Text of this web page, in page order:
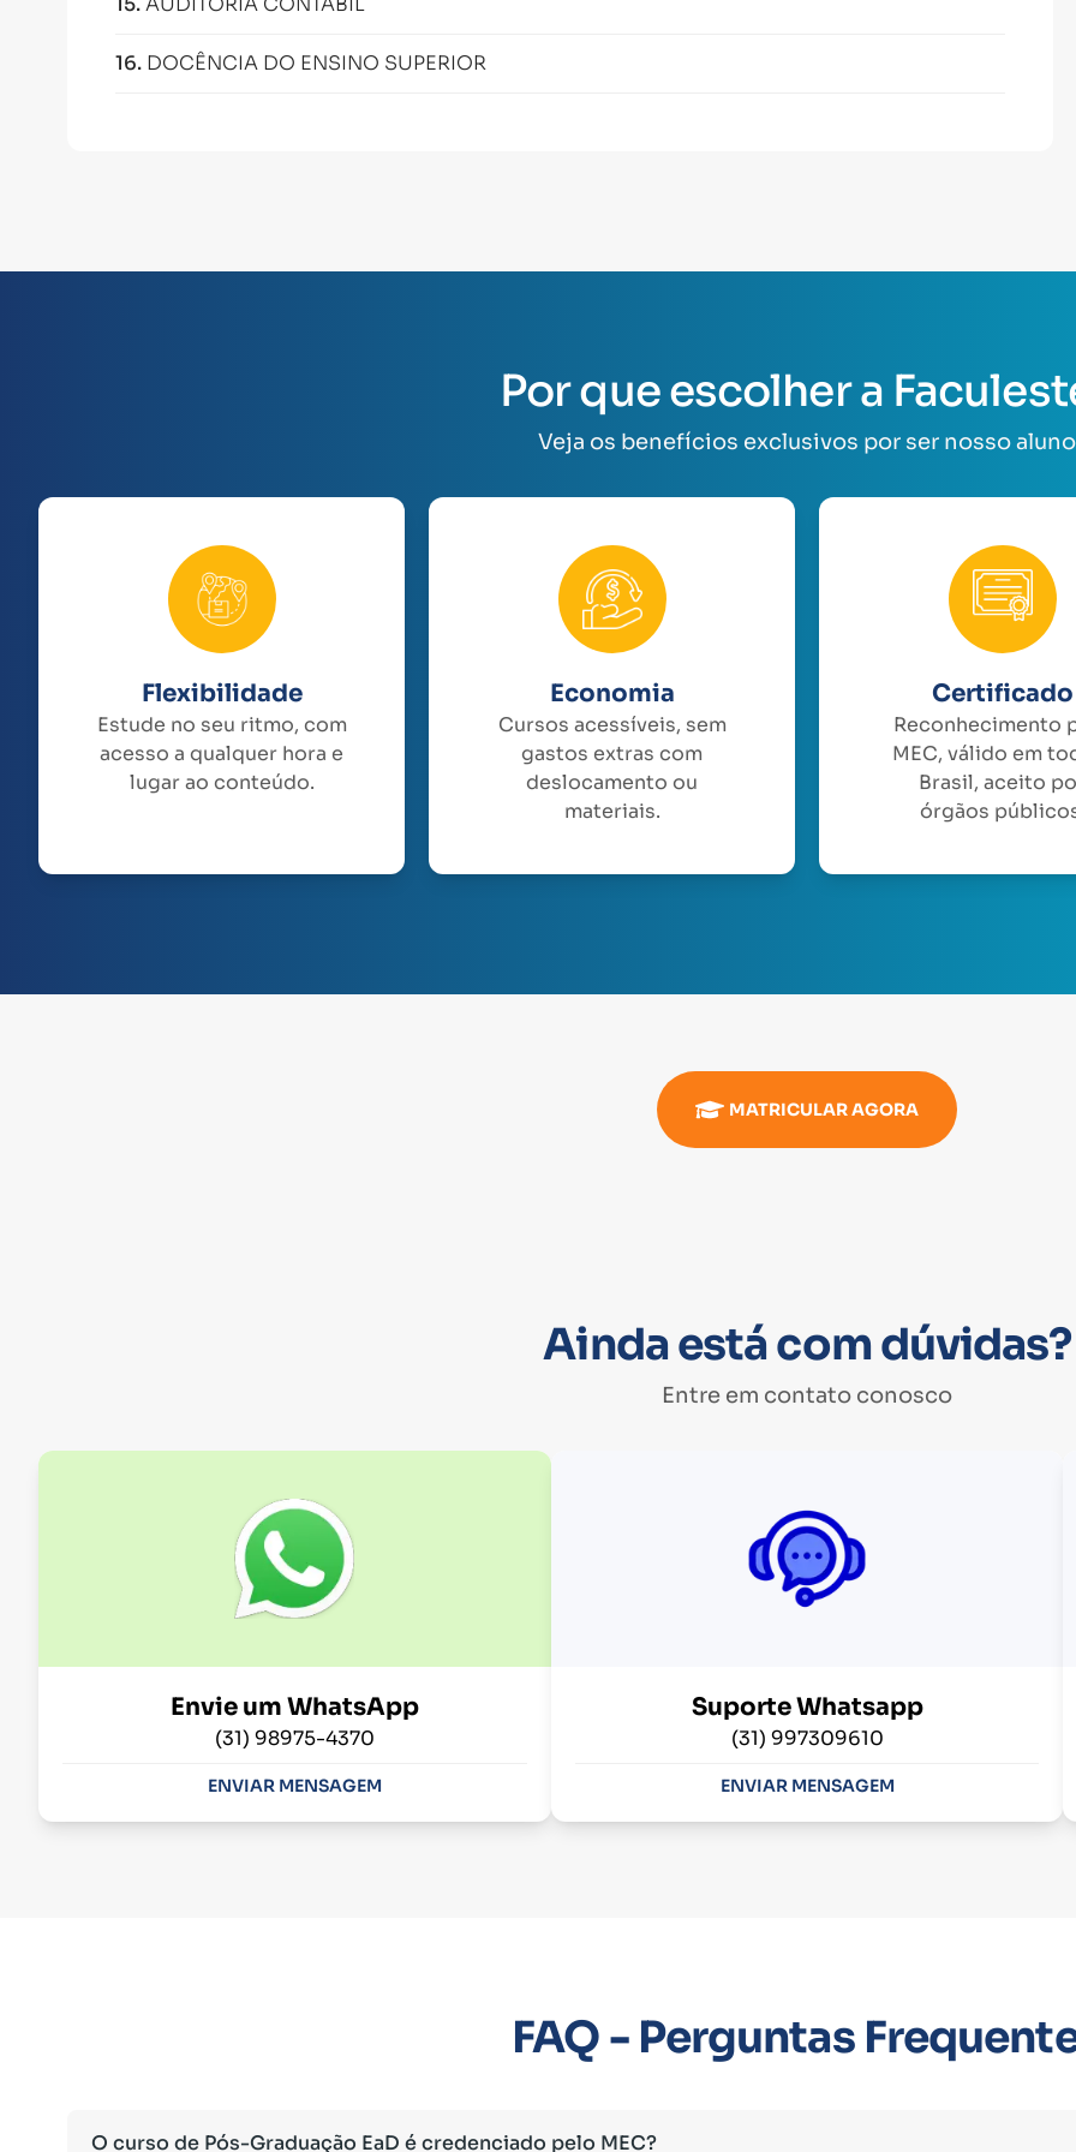
16. DOCÊNCIA DO ENSINO SUPERIOR
Por que escolher a
Veja os benefícios exclusivos por ser nosso aluno
Flexibilidade
Estude no seu ritmo, com
acesso a qualquer hora e
lugar ao conteúdo.
Economia
Cursos acessíveis, sem
gastos extras com
deslocamento ou
materiais.
Certificado
Reconhecimento
MEC, válido em
Brasil, aceito
órgãos
MATRICULAR AGORA
Ainda está com dúvidas?
Entre em contato conosco
Envie um WhatsApp
(31) 98975-4370
ENVIAR MENSAGEM
Suporte Whatsapp
(31) 997309610
ENVIAR MENSAGEM
FAQ - Perguntas
O curso de Pós-Graduação EaD é credenciado pelo MEC?